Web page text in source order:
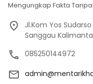
Mengungkap Fakta Tanpa
Jl.Kom Yos
Sanggau
085250144972